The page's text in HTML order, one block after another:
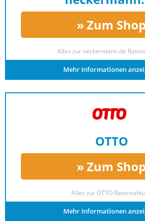
Zum Shop
Alles zur neckermann.de
Mehr Informationen
OTTO
Zum Shop
Alles zur OTTO
Mehr Informationen